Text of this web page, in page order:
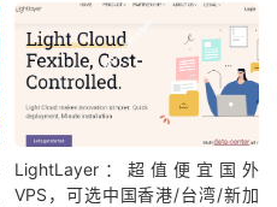
LightLayer：超值便宜国外
VPS，可选中国香港/台湾/新加